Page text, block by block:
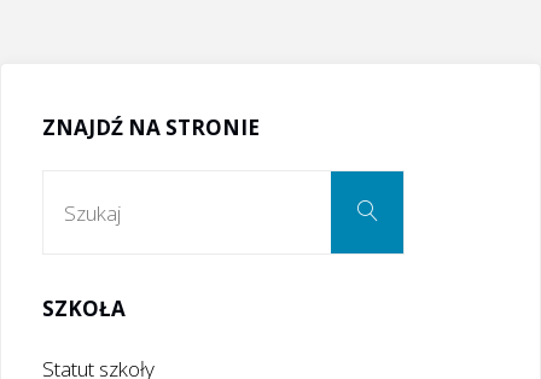
ZNAJDŹ NA STRONIE
Szukaj
SZKOŁA
Statut szkoły